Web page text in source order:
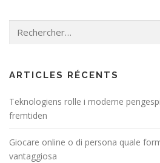
ARTICLES RÉCENTS
Teknologiens rolle i moderne
fremtiden
Giocare online o di persona quale
vantaggiosa